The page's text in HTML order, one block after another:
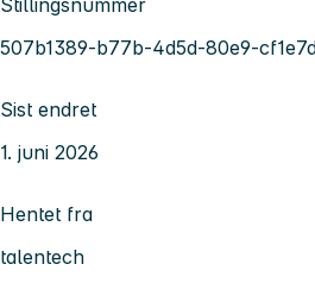
507b1389-b77b-4d5d-80e9-
Sist endret
1. juni 2026
Hentet fra
talentech